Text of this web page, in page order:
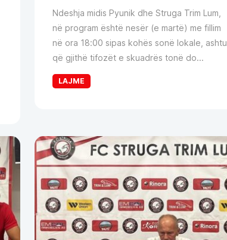
Ndeshja midis Pyunik dhe Struga Trim Lum,
në program është nesër (e martë) me fillim
në ora 18:00 sipas kohës sonë lokale, ashtu
që gjithë tifozët e skuadrës tonë do...
LAJME